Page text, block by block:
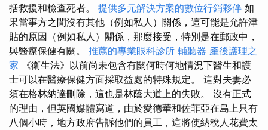
括救援和檢查死者。 提供多元解決方案的數位行銷夥伴 如
果當事方之間沒有其他（例如私人）關係，這可能是允許津
貼的原因（例如私人）關係，那麼接受，特別是在郵政中，
與醫療保健有關。 推薦的專業眼科診所 輔聽器 產後護理之
家 《衛生法》以前尚未包含有關何時何地情況下醫生和護
士可以在醫療保健方面採取益處的特殊規定。 這對夫妻必
須在格林納達刪除，這也是林蔭大道上的失敗。 沒有正式
的理由，但英國媒體寫道，由於愛德華和佐菲亞在島上只有
八個小時，地方政府告訴他們的員工，這將使納稅人花費太